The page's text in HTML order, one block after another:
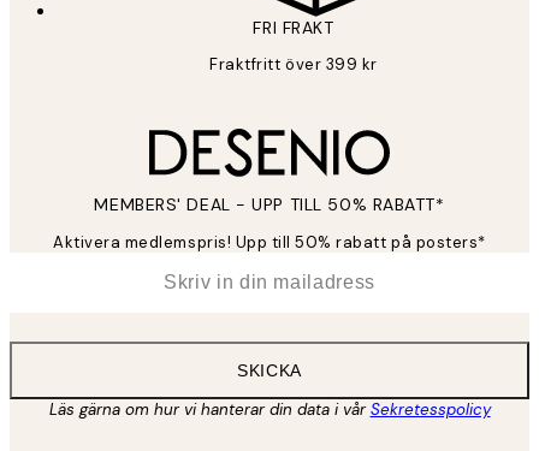
FRI FRAKT
Fraktfritt över 399 kr
MEMBERS' DEAL - UPP TILL 50% RABATT*
Aktivera medlemspris! Upp till 50% rabatt på posters*
SKICKA
Läs gärna om hur vi hanterar din data i vårSekretesspolicy